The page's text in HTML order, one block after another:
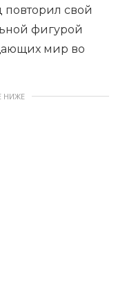
свой
фигурой
мир во
НИЖЕ